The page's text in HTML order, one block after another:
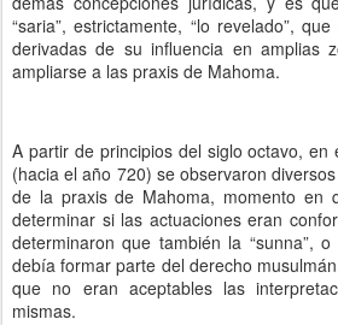
“saria”, estrictamente, “lo revelado”,
derivadas de su influencia en amplias
ampliarse a las praxis de Mahoma.
A partir de principios del siglo octavo, en
(hacia el año 720) se observaron
de la praxis de Mahoma, momento en
determinar si las actuaciones eran
determinaron que también la “sunna”,
debía formar parte del derecho
que no eran aceptables las
mismas.